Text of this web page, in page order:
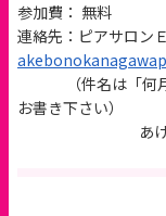
参加費： 無料
連絡先：ピアサロン
（件名は「何月
お書き下さい）
あけぼの神